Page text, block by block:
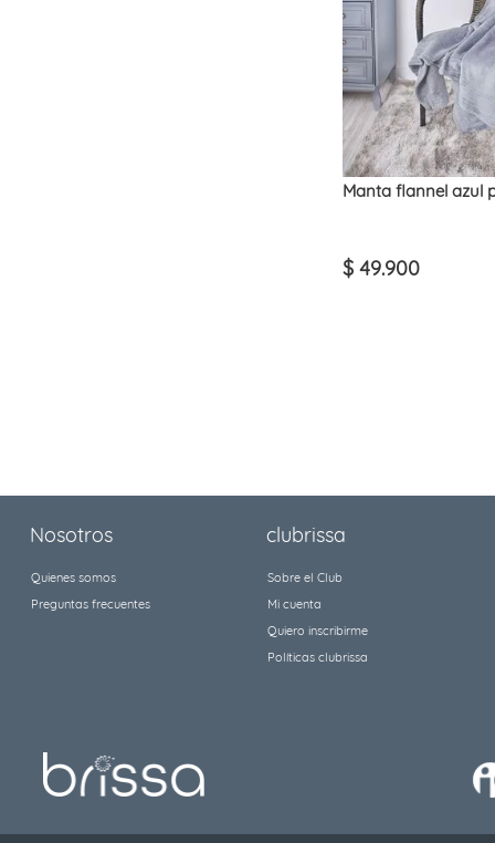
Manta flannel azul
$ 49.900
Nosotros
Quienes somos
Preguntas frecuentes
clubrissa
Sobre el Club
Mi cuenta
Quiero inscribirme
Políticas clubrissa